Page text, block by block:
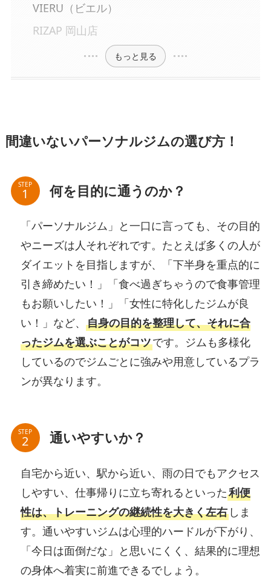
VIERU（ビエル）
RIZAP 岡山店
もっと見る
間違いないパーソナルジムの選び方！
STEP 何を目的に通うのか？
「パーソナルジム」と一口に言っても、その目的
やニーズは人それぞれです。たとえば多くの人が
ダイエットを目指しますが、「下半身を重点的に
引き締めたい！」「食べ過ぎちゃうので食事管理
もお願いしたい！」「女性に特化したジムが良
い！」など、 自身の目的を整理して、それに合
ったジムを選ぶことがコツです。ジムも多様化
しているのでジムごとに強みや用意しているプラ
ンが異なります。
STEP 通いやすいか？
自宅から近い、駅から近い、雨の日でもアクセス
しやすい、仕事帰りに立ち寄れるといった利便
性は、トレーニングの継続性を大きく左右しま
す。通いやすいジムは心理的ハードルが下がり、
「今日は面倒だな」と思いにくく、結果的に理想
の身体へ着実に前進できるでしょう。